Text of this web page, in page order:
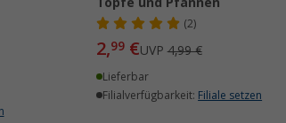
(2)
2,99€UVP4,99 €
Lieferbar
Filialverfügbarkeit: Filiale setzen